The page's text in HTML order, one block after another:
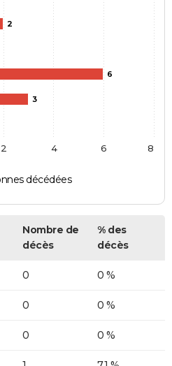
2
6
3
décédées
2 4 6 8
Nombre de
décès
% des
décès
0 0 %
0 0 %
0 0 %